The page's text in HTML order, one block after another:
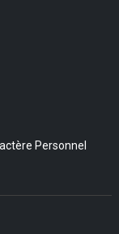
Personnel